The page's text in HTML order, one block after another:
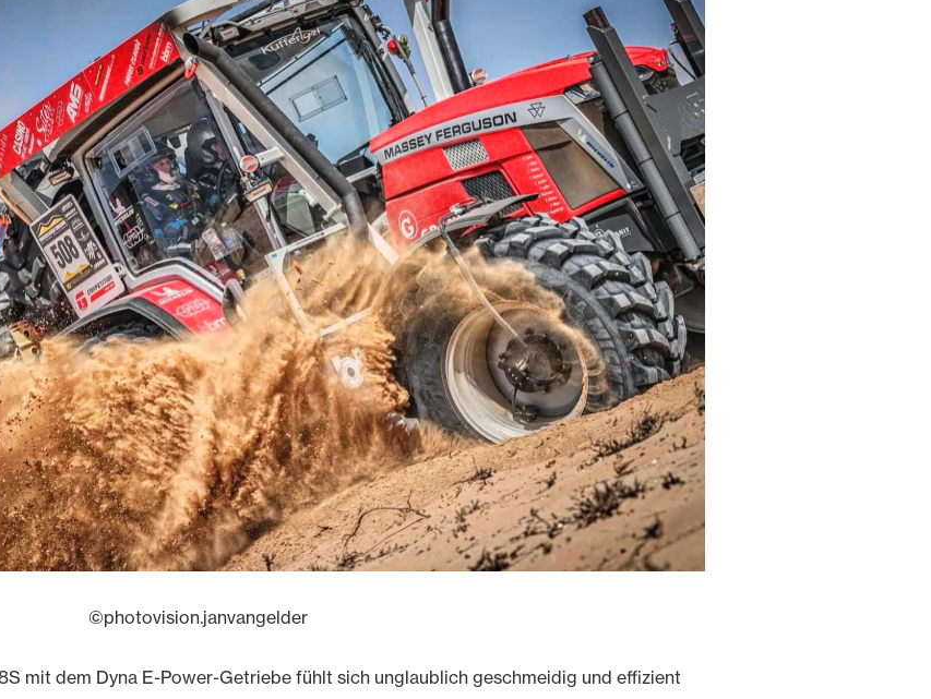
©photovision.janvangelder
mit dem Dyna E-Power-Getriebe fühlt sich unglaublich geschmeidig und effizient